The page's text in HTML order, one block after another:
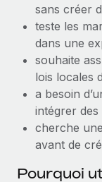
conformité
Mobilité et
Organisez
employés
Avantages
Gérez
BLOG
Mises à jour
Intégrations
freelances
Remote a
toute taille à
En savoir
sans créer
teste les
dans une
souhaite
lois locales
a besoin
intégrer
cherche
avant de
Pourquoi